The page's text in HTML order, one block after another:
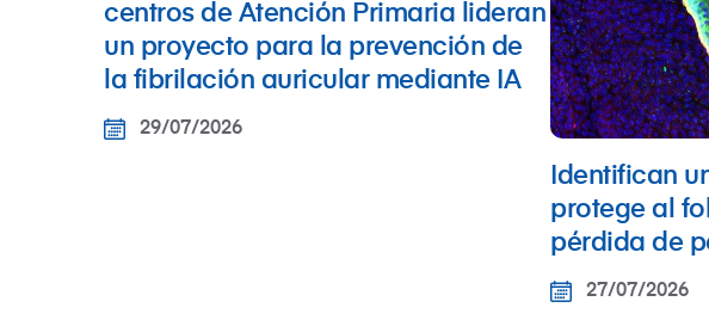
centros de Atención Primaria lideran
un proyecto para la prevención de
la fibrilación auricular mediante IA
29/07/2026
Identifican
protege al
pérdida de
27/07/2026